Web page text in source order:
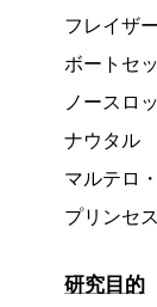
フレイザ
ボートセ
ノースロ
ナウタル
マルテロ
プリンセ
研究目的